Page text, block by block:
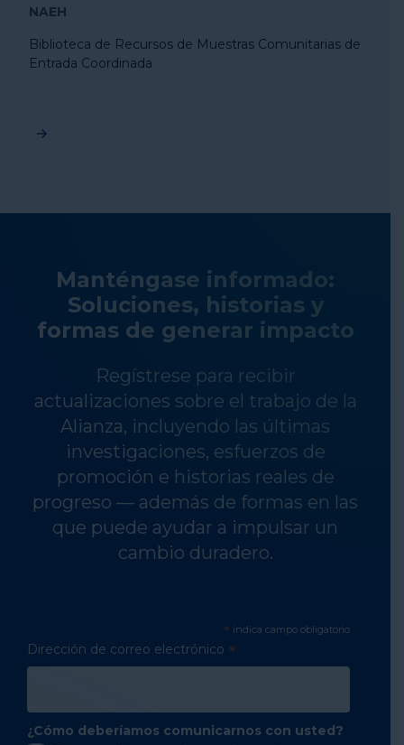
NAEH
Biblioteca de Recursos de Muestras Comunitarias de
Entrada Coordinada
Manténgase informado:
Soluciones, historias y
formas de generar impacto
Regístrese para recibir
actualizaciones sobre el trabajo de la
Alianza, incluyendo las últimas
investigaciones, esfuerzos de
promoción e historias reales de
progreso — además de formas en las
que puede ayudar a impulsar un
cambio duradero.
* indica campo obligatorio
Dirección de correo electrónico *
¿Cómo deberíamos comunicarnos con usted?